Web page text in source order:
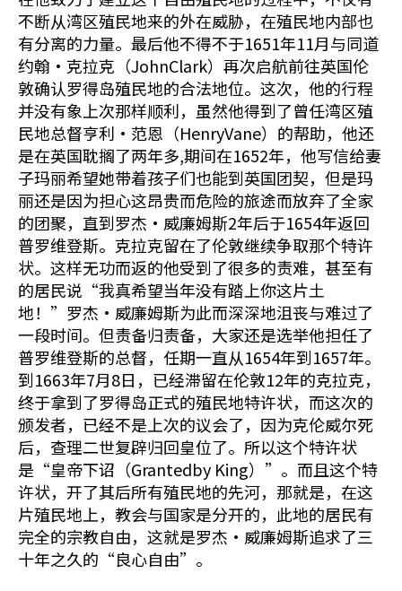
不断从湾区殖民地来的外在威胁，在殖民地内部也
有分离的力量。最后他不得不于1651年11月与同道
约翰•克拉克（JohnClark）再次启航前往英国伦
敦确认罗得岛殖民地的合法地位。这次，他的行程
并没有象上次那样顺利，虽然他得到了曾任湾区殖
民地总督亨利•范恩（HenryVane）的帮助，他还
是在英国耽搁了两年多,期间在1652年，他写信给妻
子玛丽希望她带着孩子们也能到英国团契，但是玛
丽还是因为担心这昂贵而危险的旅途而放弃了全家
的团聚，直到罗杰•威廉姆斯2年后于1654年返回
普罗维登斯。克拉克留在了伦敦继续争取那个特许
状。这样无功而返的他受到了很多的责难，甚至有
的居民说“我真希望当年没有踏上你这片土
地！”罗杰•威廉姆斯为此而深深地沮丧与难过了
一段时间。但责备归责备，大家还是选举他担任了
普罗维登斯的总督，任期一直从1654年到1657年。
到1663年7月8日，已经滞留在伦敦12年的克拉克，
终于拿到了罗得岛正式的殖民地特许状，而这次的
颁发者，已经不是上次的议会了，因为克伦威尔死
后，查理二世复辟归回皇位了。所以这个特许状
是“皇帝下诏（Grantedby King）”。而且这个特
许状，开了其后所有殖民地的先河，那就是，在这
片殖民地上，教会与国家是分开的，此地的居民有
完全的宗教自由，这就是罗杰•威廉姆斯追求了三
十年之久的“良心自由”。